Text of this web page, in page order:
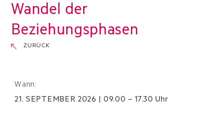
Wandel der
Beziehungsphasen
ZURÜCK
Wann:
21.SEPTEMBER 2026 09.00 – 17.30 Uhr